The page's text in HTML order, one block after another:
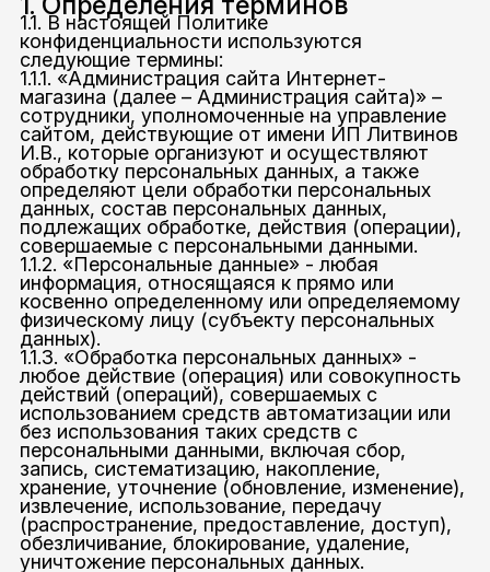
1.1. В настоящей Политике
конфиденциальности используются
следующие термины:
1.1.1. «Администрация сайта Интернет-
магазина (далее – Администрация сайта)» –
сотрудники, уполномоченные на управление
сайтом, действующие от имени ИП Литвинов
И.В., которые организуют и осуществляют
обработку персональных данных, а также
определяют цели обработки персональных
данных, состав персональных данных,
подлежащих обработке, действия (операции),
совершаемые с персональными данными.
1.1.2. «Персональные данные» - любая
информация, относящаяся к прямо или
косвенно определенному или определяемому
физическому лицу (субъекту персональных
данных).
1.1.3. «Обработка персональных данных» -
любое действие (операция) или совокупность
действий (операций), совершаемых с
использованием средств автоматизации или
без использования таких средств с
персональными данными, включая сбор,
запись, систематизацию, накопление,
хранение, уточнение (обновление, изменение),
извлечение, использование, передачу
(распространение, предоставление, доступ),
обезличивание, блокирование, удаление,
уничтожение персональных данных.